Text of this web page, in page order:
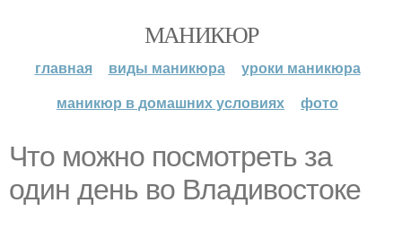
МАНИКЮР
главная виды маникюра
уроки маникюра
маникюр в домашних условиях
фото
Что можно посмотреть за
один день во Владивостоке